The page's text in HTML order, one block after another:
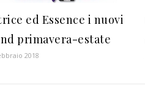
ed Essence i nuovi
primavera-estate
2018